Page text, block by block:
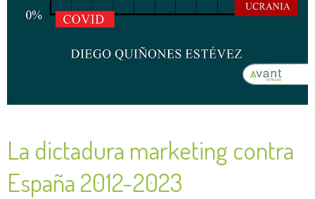
La dictadura marketing contra
España 2012-2023